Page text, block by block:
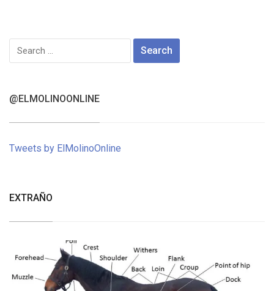
Search
for:
@ELMOLINOONLINE
Tweets by ElMolinoOnline
EXTRAÑO